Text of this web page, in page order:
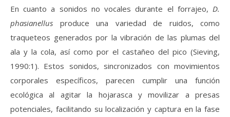
En cuanto a sonidos no vocales durante el forrajeo, D.
phasianellus produce una variedad de ruidos, como
traqueteos generados por la vibración de las plumas del
ala y la cola, así como por el castañeo del pico (Sieving,
1990:1). Estos sonidos, sincronizados con movimientos
corporales específicos, parecen cumplir una función
ecológica al agitar la hojarasca y movilizar a presas
potenciales, facilitando su localización y captura en la fase